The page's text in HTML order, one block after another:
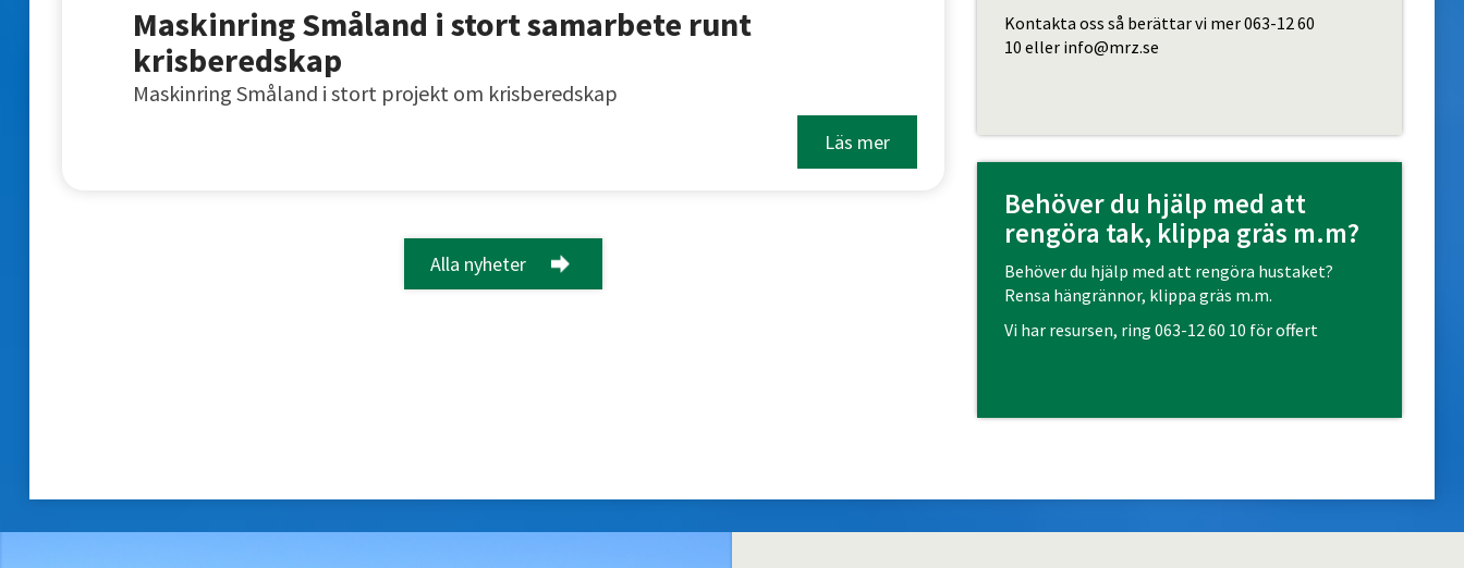
Maskinring Småland i stort samarbete runt
krisberedskap
Maskinring Småland i stort projekt om krisberedskap
Läs mer
Alla nyheter
Kontakta oss så berättar vi mer063-12 60
10 eller info@mrz.se
Behöver du hjälp med att
rengöra tak, klippa gräs m.m?
Behöver du hjälp med att rengöra hustaket?
Rensa hängrännor, klippa gräs m.m.
Vi har resursen, ring063-12 60 10 för offert